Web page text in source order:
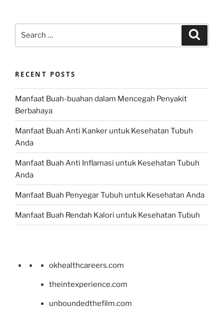
RECENT POSTS
Manfaat Buah-buahan dalam Mencegah Penyakit
Berbahaya
Manfaat Buah Anti Kanker untuk Kesehatan Tubuh
Anda
Manfaat Buah Anti Inflamasi untuk Kesehatan Tubuh
Anda
Manfaat Buah Penyegar Tubuh untuk Kesehatan Anda
Manfaat Buah Rendah Kalori untuk Kesehatan Tubuh
okhealthcareers.com
theintexperience.com
unboundedthefilm.com